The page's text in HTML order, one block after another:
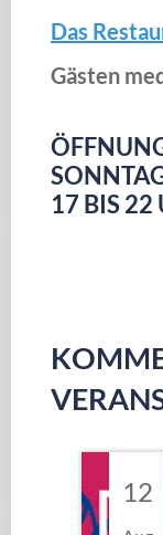
Das
Gästen
17 BIS 22
12